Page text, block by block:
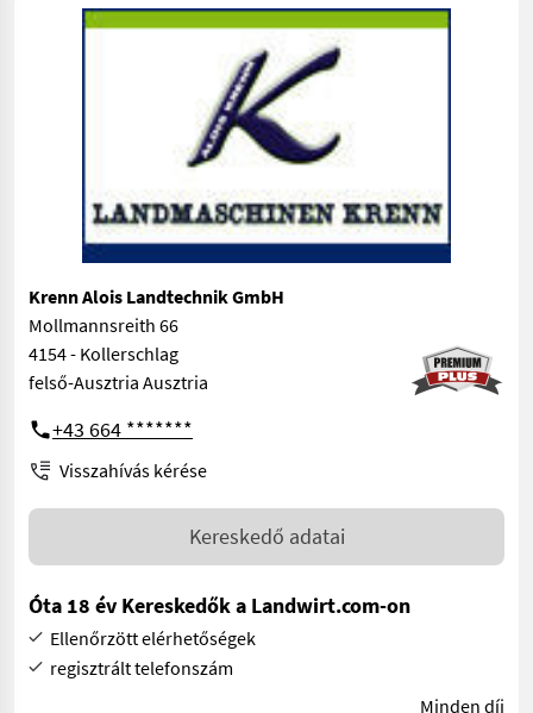
Krenn Alois Landtechnik GmbH
Mollmannsreith 66
4154 - Kollerschlag
felső-Ausztria Ausztria
+43 664 *******
Visszahívás kérése
Kereskedő adatai
Óta 18 év Kereskedők a Landwirt.com-on
Ellenőrzött elérhetőségek
regisztrált telefonszám
Minden díj